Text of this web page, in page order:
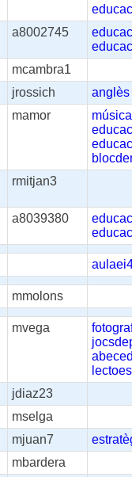
a8002745
mcambra1
jrossich
anglès
mamor
música
rmitjan3
a8039380
mmolons
mvega
jdiaz23
mselga
mjuan7
mbardera